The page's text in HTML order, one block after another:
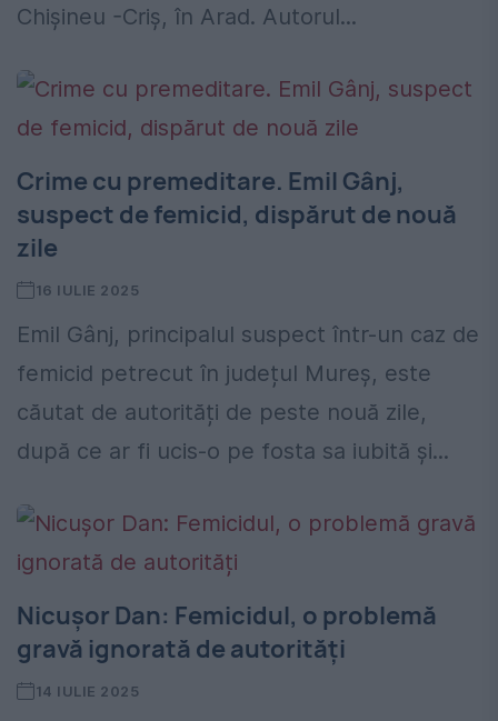
Chișineu -Criș, în Arad. Autorul...
Crime cu premeditare. Emil Gânj,
suspect de femicid, dispărut de nouă
zile
16 IULIE 2025
Emil Gânj, principalul suspect într-un caz de
femicid petrecut în județul Mureș, este
căutat de autorități de peste nouă zile,
după ce ar fi ucis-o pe fosta sa iubită și...
Nicușor Dan: Femicidul, o problemă
gravă ignorată de autorități
14 IULIE 2025